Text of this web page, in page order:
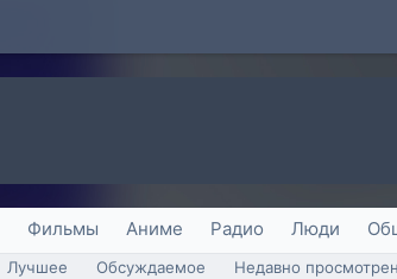
Фильмы Аниме Радио Люди
Лучшее Обсуждаемое Недавно